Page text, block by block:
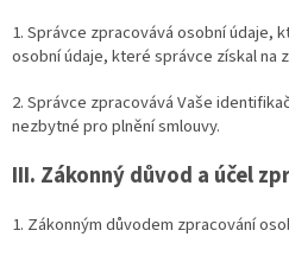
1. Správce zpracovává osobní údaje,
osobní údaje, které správce získal na
2. Správce zpracovává Vaše
nezbytné pro plnění smlouvy.
III. Zákonný důvod a účel
1. Zákonným důvodem zpracování